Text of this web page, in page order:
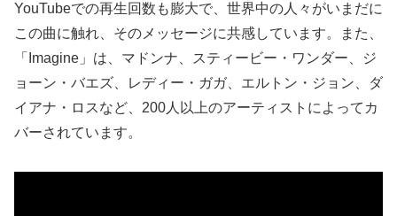
YouTubeでの再生回数も膨大で、世界中の人々がいまだに
この曲に触れ、そのメッセージに共感しています。また、
「Imagine」は、マドンナ、スティービー・ワンダー、ジ
ョーン・バエズ、レディー・ガガ、エルトン・ジョン、ダ
イアナ・ロスなど、200人以上のアーティストによってカ
バーされています​​。